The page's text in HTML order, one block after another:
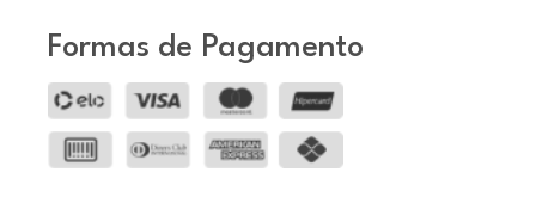
Formas de Pagamento